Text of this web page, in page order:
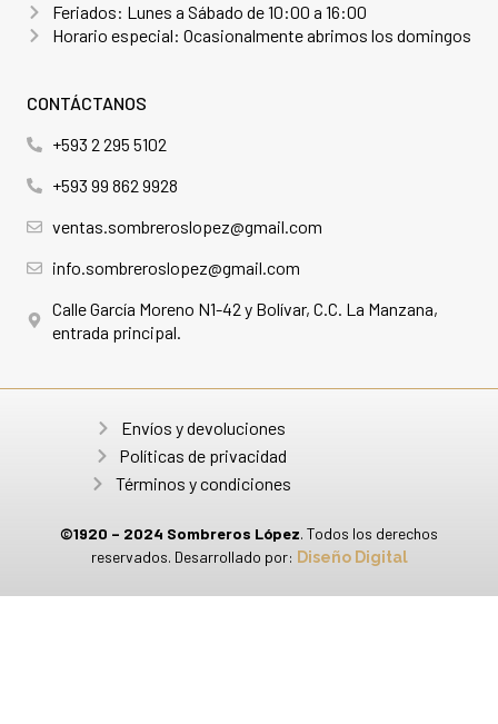
Feriados: Lunes a Sábado de 10:00 a 16:00
Horario especial: Ocasionalmente abrimos los domingos
CONTÁCTANOS
+593 2 295 5102
+593 99 862 9928
ventas.sombreroslopez@gmail.com
info.sombreroslopez@gmail.com
Calle García Moreno N1-42 y Bolívar, C.C. La Manzana,
entrada principal.
©1920 – 2024 Sombreros López. Todos los derechos
reservados. Desarrollado por: Diseño Digital
Envíos y devoluciones
Políticas de privacidad
Términos y condiciones